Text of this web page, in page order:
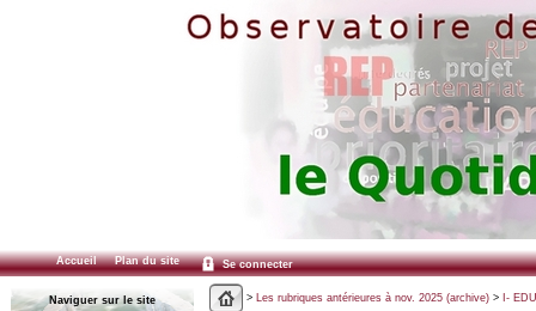
Accueil Plan du site Se connecter
Naviguer sur le site > Les rubriques antérieures à nov. 2025 (archive)> I-